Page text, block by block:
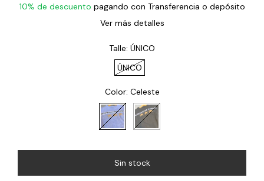
10% de descuento pagando con Transferencia o depósito
Ver más detalles
Talle: ÚNICO
ÚNICO
Color: Celeste